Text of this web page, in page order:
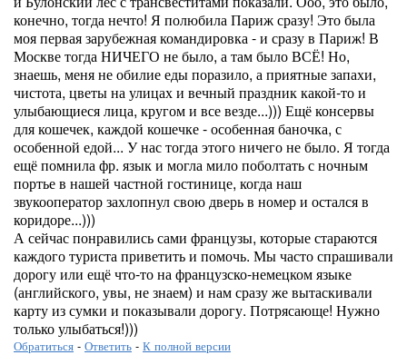
конечно, тогда нечто! Я полюбила Париж сразу! Это была
моя первая зарубежная командировка - и сразу в Париж! В
Москве тогда НИЧЕГО не было, а там было ВСЁ! Но,
знаешь, меня не обилие еды поразило, а приятные запахи,
чистота, цветы на улицах и вечный праздник какой-то и
улыбающиеся лица, кругом и все везде...))) Ещё консервы
для кошечек, каждой кошечке - особенная баночка, с
особенной едой... У нас тогда этого ничего не было. Я тогда
ещё помнила фр. язык и могла мило поболтать с ночным
портье в нашей частной гостинице, когда наш
звукооператор захлопнул свою дверь в номер и остался в
коридоре...)))
А сейчас понравились сами французы, которые стараются
каждого туриста приветить и помочь. Мы часто спрашивали
дорогу или ещё что-то на французско-немецком языке
(английского, увы, не знаем) и нам сразу же вытаскивали
карту из сумки и показывали дорогу. Потрясающе! Нужно
только улыбаться!)))
Обратиться - Ответить - К полной версии